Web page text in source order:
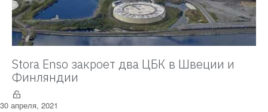
Stora Enso закроет два ЦБК в Швеции и
Финляндии
30 апреля, 2021